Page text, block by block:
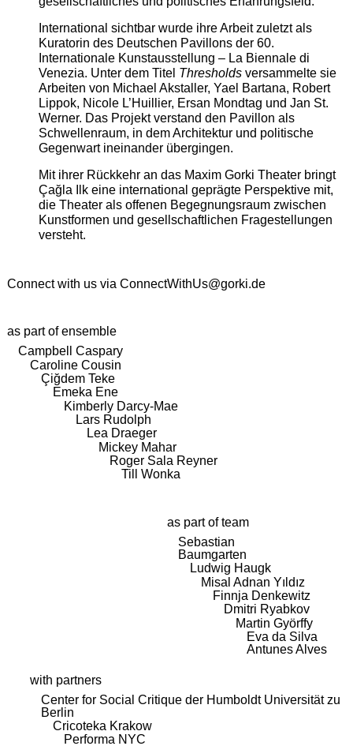
International sichtbar wurde ihre Arbeit zuletzt als
Kuratorin des Deutschen Pavillons der 60.
Internationale Kunstausstellung – La Biennale di
Venezia. Unter dem Titel Thresholdsversammelte sie
Arbeiten von Michael Akstaller, Yael Bartana, Robert
Lippok, Nicole L’Huillier, Ersan Mondtag und Jan St.
Werner. Das Projekt verstand den Pavillon als
Schwellenraum, in dem Architektur und politische
Gegenwart ineinander übergingen.
Mit ihrer Rückkehr an das Maxim Gorki Theater bringt
Çağla Ilk eine international geprägte Perspektive mit,
die Theater als offenen Begegnungsraum zwischen
Kunstformen und gesellschaftlichen Fragestellungen
versteht.
Connect with us via ConnectWithUs@gorki.de
as part of ensemble
Campbell Caspary
Caroline Cousin
Çiğdem Teke
Emeka Ene
Kimberly Darcy-Mae
Lars Rudolph
Lea Draeger
Mickey Mahar
Roger Sala Reyner
Till Wonka
as part of team
Sebastian
Baumgarten
Ludwig Haugk
Misal Adnan Yıldız
Finnja Denkewitz
Dmitri Ryabkov
Martin Györffy
Eva da Silva
Antunes Alves
with partners
Center for Social Critique der Humboldt Universität zu
Berlin
Cricoteka Krakow
Performa NYC